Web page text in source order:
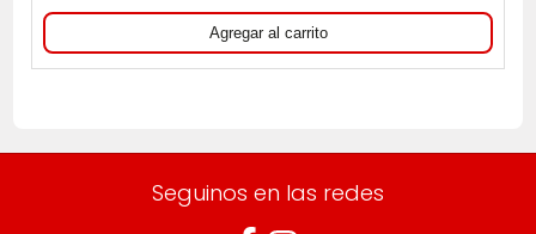
Seguinos en las redes